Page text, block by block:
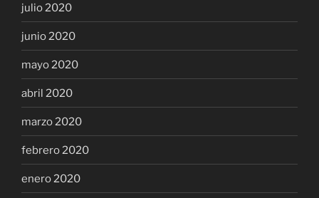
julio 2020
junio 2020
mayo 2020
abril 2020
marzo 2020
febrero 2020
enero 2020